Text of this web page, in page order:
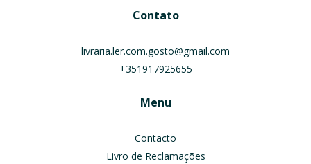
Contato
livraria.ler.com.gosto@gmail.com
+351917925655
Menu
Contacto
Livro de Reclamações